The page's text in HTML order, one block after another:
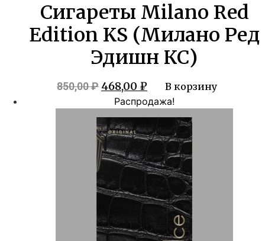
Сигареты Milano Red
Edition KS (Милано Ред
Эдишн КС)
850,00₽ Первоначальная
цена
составляла
850,00 ₽.
468,00 ₽ Текущая
цена:
468,00 ₽.
В корзину
Распродажа!